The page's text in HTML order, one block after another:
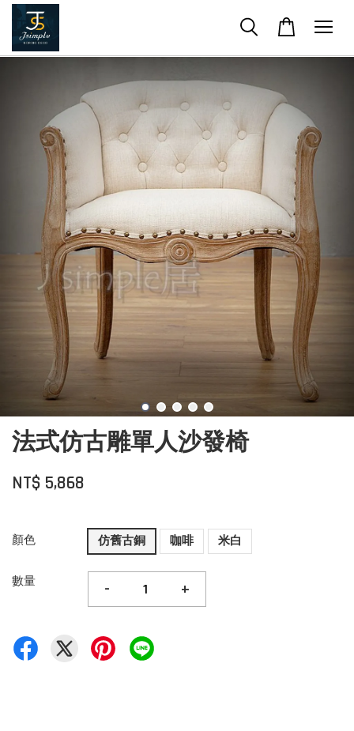
法式仿古雕單人沙發椅
NT$ 5,868
顏色 仿舊古銅 咖啡 米白
數量 - +